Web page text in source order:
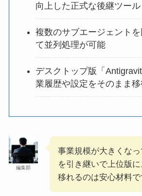
向上した正式な後継ツール
複数のサブエージェント
て並列処理が可能
デスクトップ版「
業履歴や設定をそのまま
編集部
事業規模が大きくな
を引き継いで上位版
移れるのは安心材料で